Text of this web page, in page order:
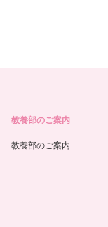
教養部のご案内
教養部のご案内